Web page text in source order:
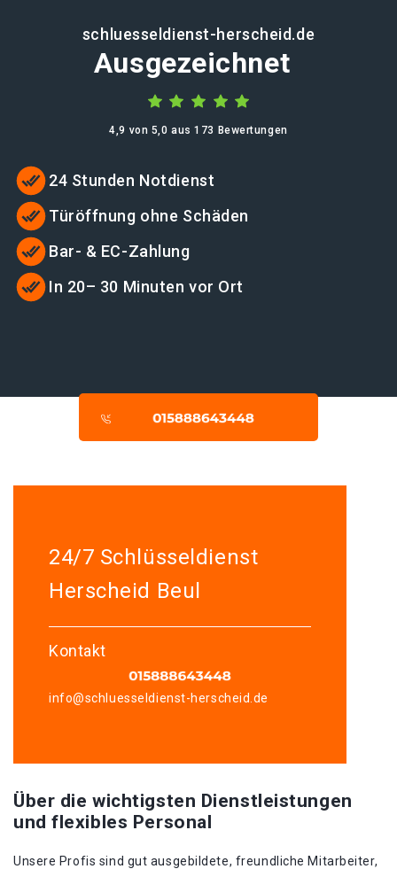
schluesseldienst-herscheid.de
Ausgezeichnet
4,9 von 5,0 aus 173 Bewertungen
24 Stunden Notdienst
Türöffnung ohne Schäden
Bar- & EC-Zahlung
In 20– 30 Minuten vor Ort
24/7 Schlüsseldienst
Herscheid Beul
Kontakt
info@schluesseldienst-herscheid.de
Über die wichtigsten Dienstleistungen
und flexibles Personal
Unsere Profis sind gut ausgebildete, freundliche Mitarbeiter,